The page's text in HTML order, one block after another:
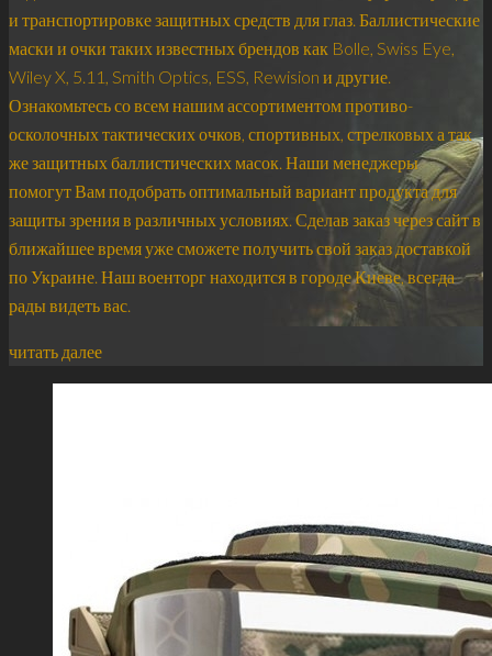
и транспортировке защитных средств для глаз. Баллистические
маски и очки таких известных брендов как Bolle, Swiss Eye,
Wiley X, 5.11, Smith Optics, ESS, Rewision и другие.
Ознакомьтесь со всем нашим ассортиментом противо-
осколочных тактических очков, спортивных, стрелковых а так
же защитных баллистических масок. Наши менеджеры
помогут Вам подобрать оптимальный вариант продукта для
защиты зрения в различных условиях. Сделав заказ через сайт в
ближайшее время уже сможете получить свой заказ доставкой
по Украине. Наш военторг находится в городе Киеве, всегда
рады видеть вас.
читать далее